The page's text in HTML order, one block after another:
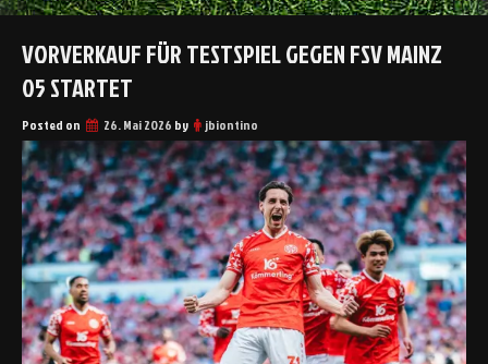
VORVERKAUF FÜR TESTSPIEL GEGEN FSV MAINZ
05 STARTET
Posted on 26. Mai 2026 by jbiontino